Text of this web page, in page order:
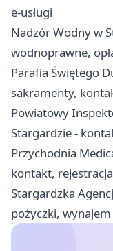
e-usługi
Nadzór Wodny w
wodnoprawne,
Parafia Świętego
sakramenty,
Powiatowy
Stargardzie -
Przychodnia
kontakt,
Stargardzka
pożyczki,